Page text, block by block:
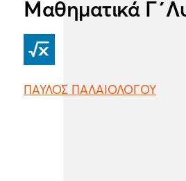
Μαθηματικά
ΠΑΥΛΟΣ ΠΑΛΑΙΟΛΟΓΟΥ